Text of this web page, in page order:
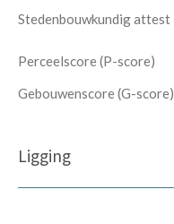
Stedenbouwkundig attest
Perceelscore (P-score)
Gebouwenscore (G-score)
Ligging